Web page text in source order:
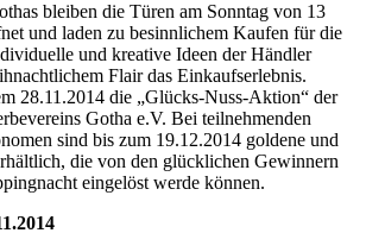
bleiben die Türen am Sonntag von 13
und laden zu besinnlichem Kaufen für die
und kreative Ideen der Händler
Flair das Einkaufserlebnis.
28.11.2014 die „Glücks-Nuss-Aktion“ der
Gotha e.V. Bei teilnehmenden
sind bis zum 19.12.2014 goldene und
die von den glücklichen Gewinnern
eingelöst werde können.